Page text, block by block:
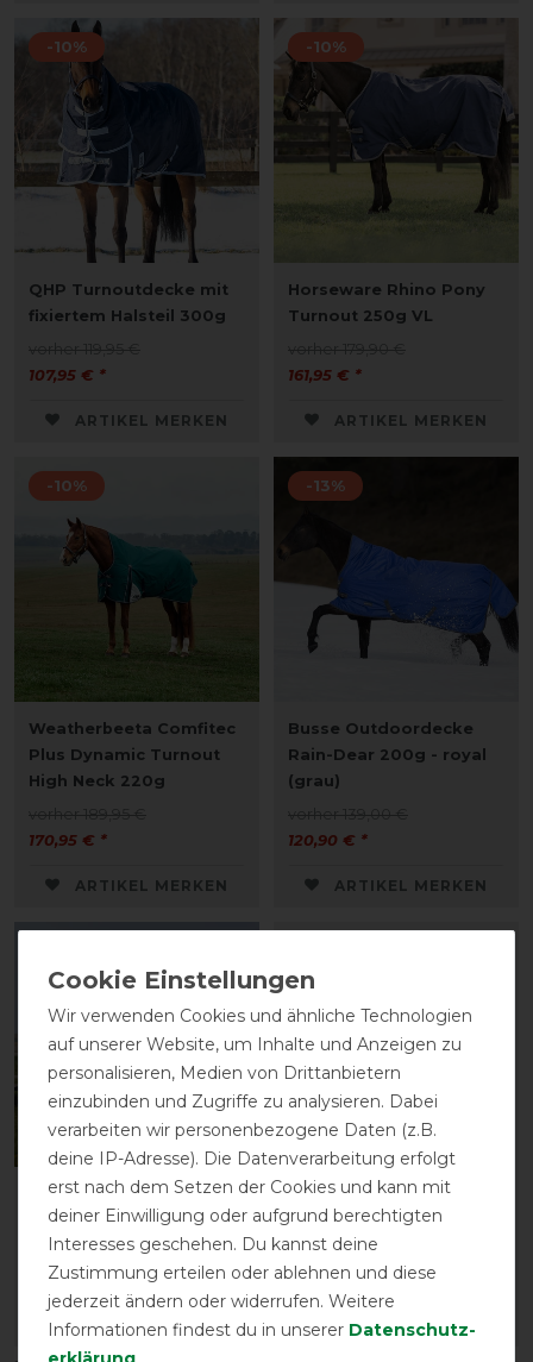
-10%
QHP Turnoutdecke mit
fixiertem Halsteil 300g
107,95 € *
ARTIKEL MERKEN
-10%
Horseware Rhino Pony
Turnout 250g VL
161,95 € *
ARTIKEL MERKEN
-10%
Weatherbeeta Comfitec
Plus Dynamic Turnout
High Neck 220g
170,95 € *
ARTIKEL MERKEN
-13%
Busse Outdoordecke
Rain-Dear 200g - royal
(grau)
120,90 € *
ARTIKEL MERKEN
Equithème Tyrex 600D
Outdoor Decke 150g
vorher 79,90 €
71,90 € *
ARTIKEL MERKEN
Neu
Imperial Riding
Outdoordecke
IRHSuper-dry 200g
89,95 € *
ARTIKEL MERKEN
Wir verwenden Cookies und ähnliche Technologien
auf unserer Website, um Inhalte und Anzeigen zu
personalisieren, Medien von Drittanbietern
einzubinden und Zugriffe zu analysieren. Dabei
verarbeiten wir personenbezogene Daten (z.B.
deine IP-Adresse). Die Datenverarbeitung erfolgt
erst nach dem Setzen der Cookies und kann mit
deiner Einwilligung oder aufgrund berechtigten
Interesses geschehen. Du kannst deine
Zustimmung erteilen oder ablehnen und diese
jederzeit ändern oder widerrufen. Weitere
Informationen findest du in unserer Daten­schutz­